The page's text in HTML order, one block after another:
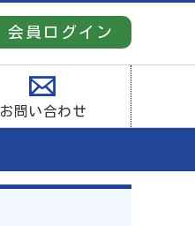
会員ログイン
お問い合わせ